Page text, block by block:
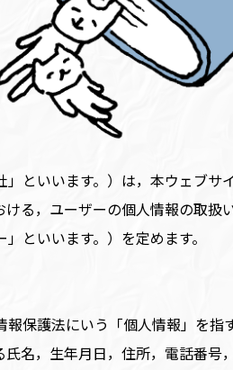
」といいます。）は，本ウェブ
ける，ユーザーの個人情報の取扱
といいます。）を定めます。
報保護法にいう「個人情報」を
氏名，生年月日，住所，電話番